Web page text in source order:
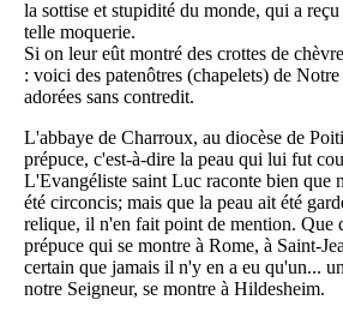
la sottise et stupidité du monde, qui a
telle moquerie.
Si on leur eût montré des crottes de
: voici des patenôtres (chapelets) de
adorées sans contredit.
L'abbaye de Charroux, au diocèse de
prépuce, c'est-à-dire la peau qui lui fut
L'Evangéliste saint Luc raconte bien que
été circoncis; mais que la peau ait été
relique, il n'en fait point de mention. Que
prépuce qui se montre à Rome, à Saint-
certain que jamais il n'y en a eu qu'un...
notre Seigneur, se montre à Hildesheim.